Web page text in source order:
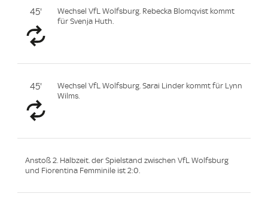
45'
Wechsel VfL Wolfsburg. Rebecka Blomqvist kommt
für Svenja Huth.
45'
Wechsel VfL Wolfsburg. Sarai Linder kommt für Lynn
Wilms.
Anstoß 2. Halbzeit. der Spielstand zwischen VfL Wolfsburg
und Fiorentina Femminile ist 2:0.